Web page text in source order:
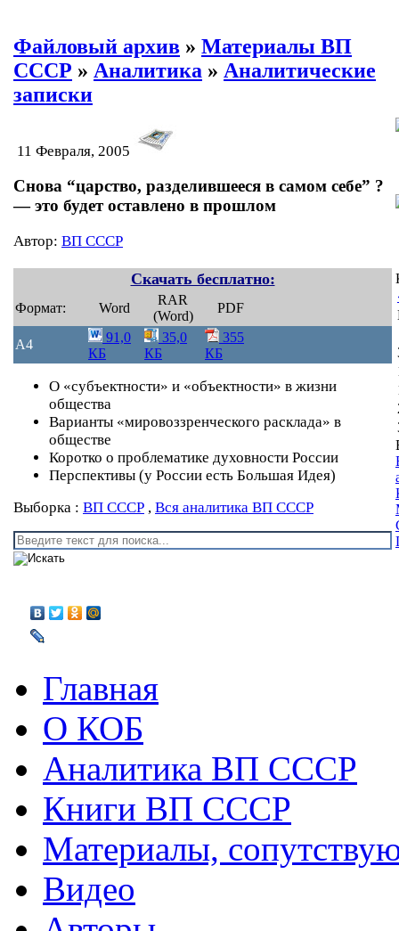
Файловый архив » Материалы ВП
СССР » Аналитика » Аналитические
записки
11 Февраля, 2005
Снова “царство, разделившееся в самом себе” ?
— это будет оставлено в прошлом
Автор: ВП СССР
Скачать бесплатно:
Формат: Word
RAR
(Word)
PDF
A4
91,0
КБ
35,0
КБ
355
КБ
О «субъектности» и «объектности» в жизни
общества
Варианты «мировоззренческого расклада» в
обществе
Коротко о проблематике духовности России
Перспективы (у России есть Большая Идея)
Выборка : ВП СССР , Вся аналитика ВП СССР
Главная
О КОБ
Аналитика ВП СССР
Книги ВП СССР
Материалы,
Видео